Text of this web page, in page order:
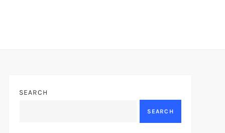
SEARCH
SEARCH